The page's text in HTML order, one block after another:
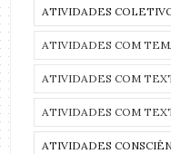
ATIVIDADES
ATIVIDADES COM
ATIVIDADES COM
ATIVIDADES COM
ATIVIDADES